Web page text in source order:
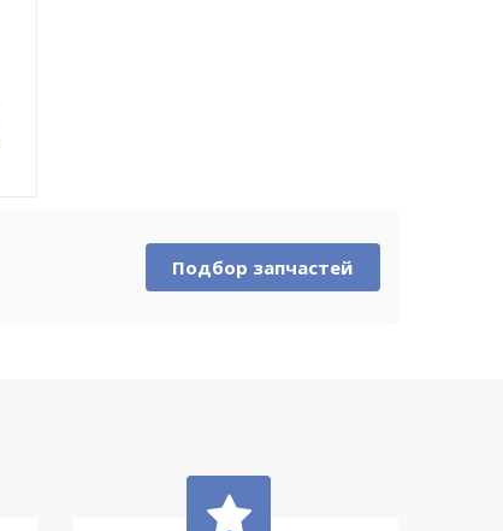
Подбор запчастей